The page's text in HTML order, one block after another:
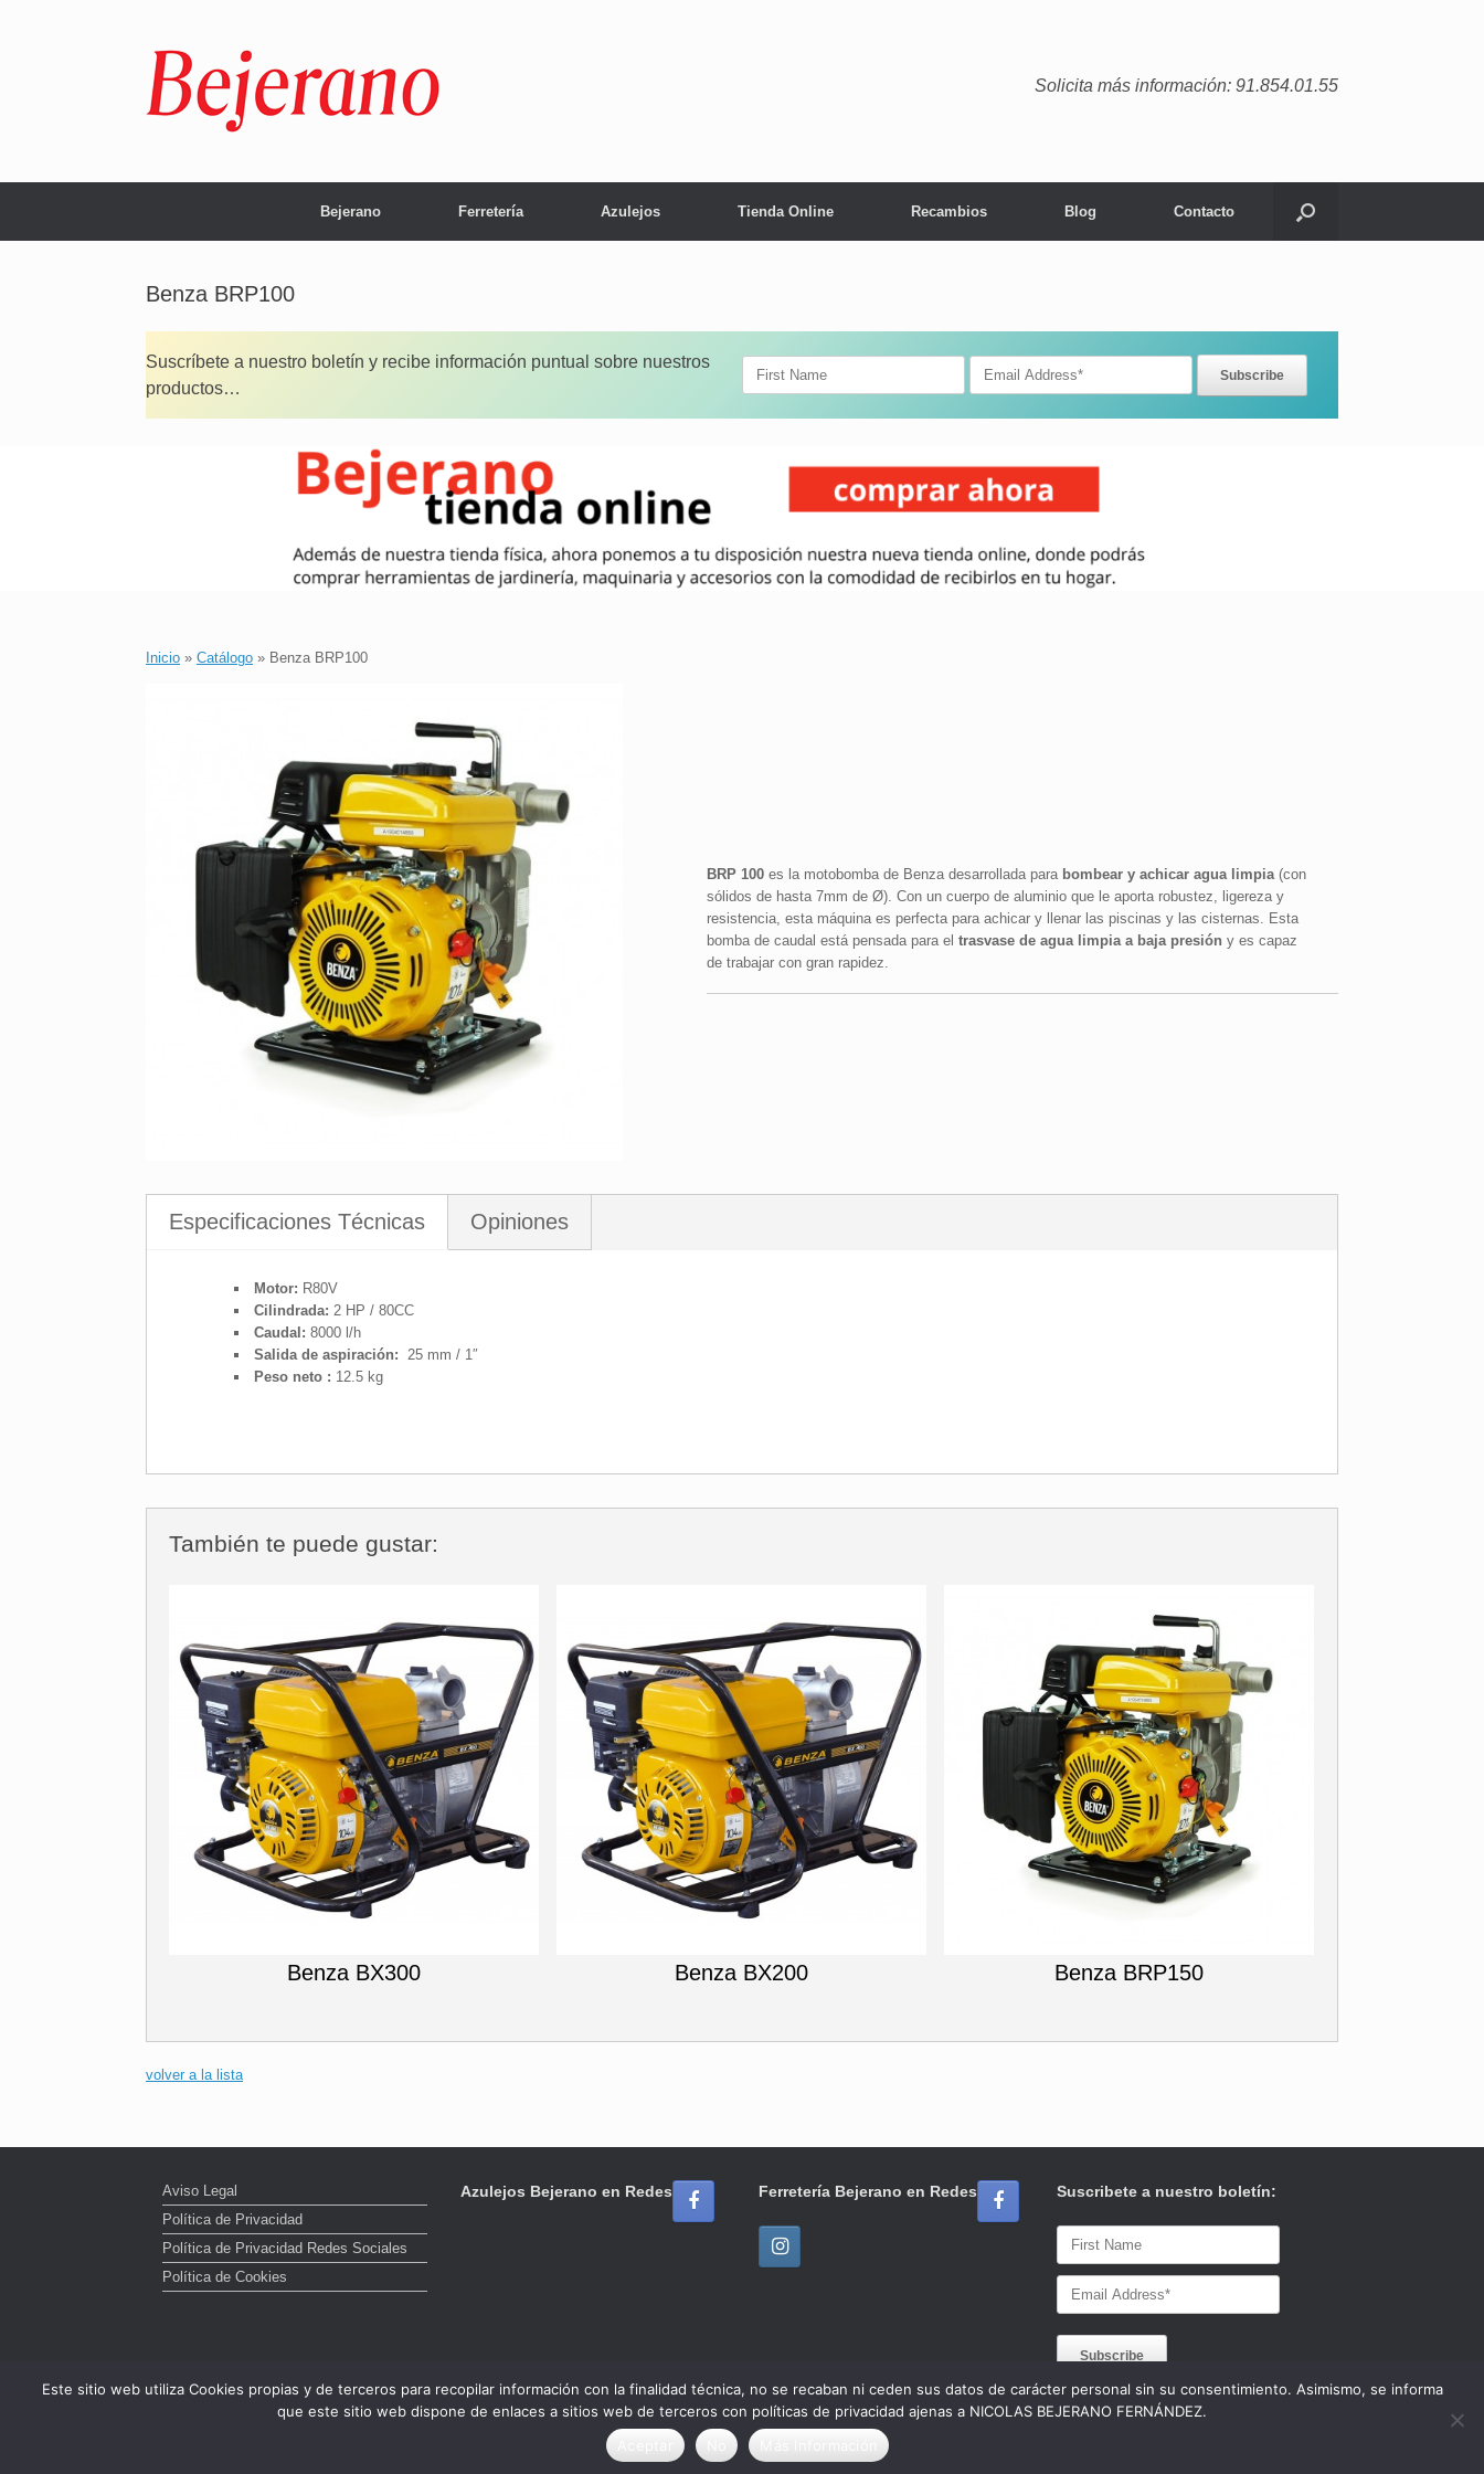
Solicita más información: 91.854.01.55
Bejerano Ferretería Azulejos Tienda Online Recambios Blog Contacto
Benza BRP100
Suscríbete a nuestro boletín y recibe información puntual sobre nuestros
productos…
Inicio » Catálogo » Benza BRP100
BRP 100es la motobomba de Benza desarrollada parabombear y achicar agua limpia(con
sólidos de hasta 7mm de Ø). Con un cuerpo de aluminio que le aporta robustez, ligereza y
resistencia, esta máquina es perfecta para achicar y llenar las piscinas y las cisternas. Esta
bomba de caudal está pensada para el trasvase de agua limpia a baja presión y es capaz
de trabajar con gran rapidez.
Especificaciones Técnicas Opiniones
Motor: R80V
Cilindrada: 2 HP / 80CC
Caudal: 8000 l/h
Salida de aspiración: 25 mm / 1″
Peso neto : 12.5 kg
También te puede gustar:
Benza BX300 Benza BX200 Benza BRP150
volver a la lista
Aviso Legal
Política de Privacidad
Política de Privacidad Redes Sociales
Política de Cookies
Azulejos Bejerano en Redes Ferretería Bejerano en Redes Suscribete a nuestro boletín:
© 2020 Ferretería / Azulejos Bejerano SiteOrigin
Este sitio web utiliza Cookies propias y de terceros para recopilar información con la finalidad técnica, no se recaban ni ceden sus datos de carácter personal sin su consentimiento. Asimismo, se informa
que este sitio web dispone de enlaces a sitios web de terceros con políticas de privacidad ajenas a NICOLAS BEJERANO FERNÁNDEZ.